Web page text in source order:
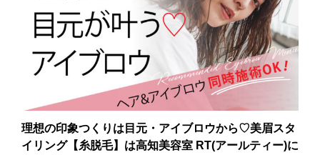
理想の印象つくりは目元・アイブロウから♡美眉スタ
イリング【糸脱毛】は高知美容室 RT(アールティー)に